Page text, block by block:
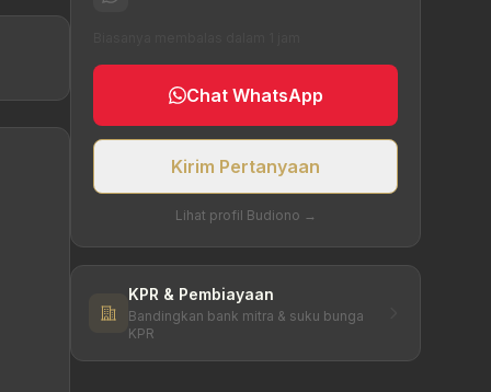
Chat WhatsApp
Kirim Pertanyaan
Lihat profil Budiono →
KPR & Pembiayaan
Bandingkan bank mitra & suku bunga
KPR